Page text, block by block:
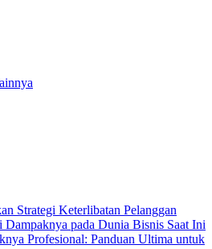
Strategi Keterlibatan Pelanggan
pada Dunia Bisnis Saat Ini
Profesional: Panduan Ultima untuk